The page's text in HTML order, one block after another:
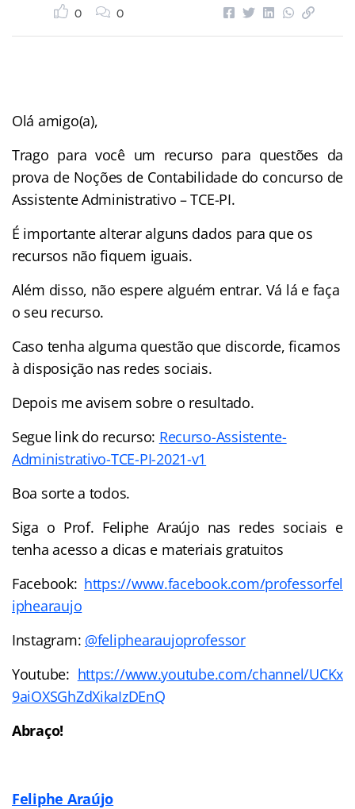
0 0
Olá amigo(a),
Trago para você um recurso para questões da
prova de Noções de Contabilidade do concurso de
Assistente Administrativo – TCE-PI.
É importante alterar alguns dados para que os
recursos não fiquem iguais.
Além disso, não espere alguém entrar. Vá lá e faça
o seu recurso.
Caso tenha alguma questão que discorde, ficamos
à disposição nas redes sociais.
Depois me avisem sobre o resultado.
Segue link do recurso: Recurso-Assistente-
Administrativo-TCE-PI-2021-v1
Boa sorte a todos.
Siga o Prof. Feliphe Araújo nas redes sociais e
tenha acesso a dicas e materiais gratuitos
Facebook: https://www.facebook.com/professorfel
iphearaujo
Instagram: @feliphearaujoprofessor
Youtube: https://www.youtube.com/channel/UCKx
9aiOXSGhZdXikaIzDEnQ
Abraço!
Feliphe Araújo